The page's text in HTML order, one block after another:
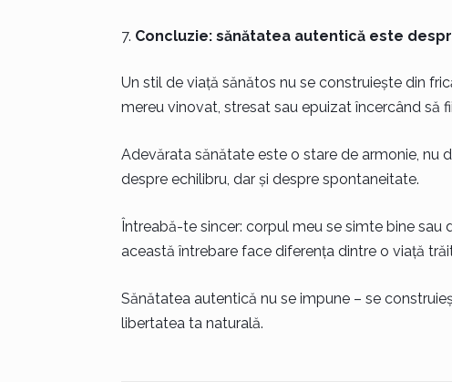
Concluzie: sănătatea autentică este
Un stil de viață sănătos nu se construiește din
mereu vinovat, stresat sau epuizat încercând să
Adevărata sănătate este o stare de armonie, nu
despre echilibru, dar și despre spontaneitate.
Întreabă-te sincer: corpul meu se simte bine sau
această întrebare face diferența dintre o viață
Sănătatea autentică nu se impune – se
libertatea ta naturală.